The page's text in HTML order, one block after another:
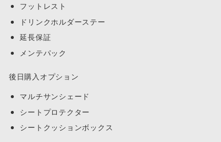
フットレスト
ドリンクホルダーステー
延長保証
メンテパック
後日購入オプション
マルチサンシェード
シートプロテクター
シートクッションボックス